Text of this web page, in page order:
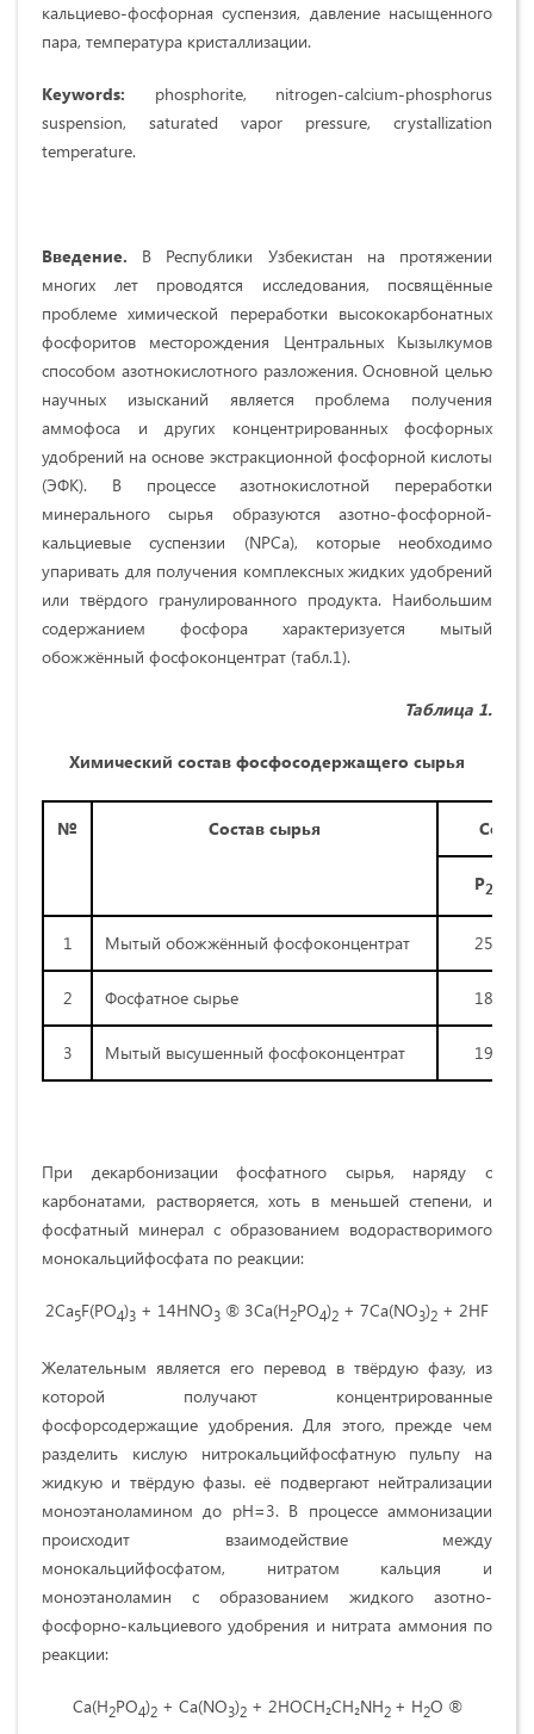
кальциево-фосфорная суспензия, давление насыщенного
пара, температура кристаллизации.
Keywords: phosphorite, nitrogen-calcium-phosphorus
suspension, saturated vapor pressure, crystallization
temperature.
Введение. В Республики Узбекистан на протяжении
многих лет проводятся исследования, посвящённые
проблеме химической переработки высококарбонатных
фосфоритов месторождения Центральных Кызылкумов
способом азотнокислотного разложения. Основной целью
научных изысканий является проблема получения
аммофоса и других концентрированных фосфорных
удобрений на основе экстракционной фосфорной кислоты
(ЭФК). В процессе азотнокислотной переработки
минерального сырья образуются азотно-фосфорной-
кальциевые суспензии (NPCa), которые необходимо
упаривать для получения комплексных жидких удобрений
или твёрдого гранулированного продукта. Наибольшим
содержанием фосфора характеризуется мытый
обожжённый фосфоконцентрат (табл.1).
Таблица 1.
Химический состав фосфосодержащего сырья
№ Состав сырья
Р2
1 Мытый обожжённый фосфоконцентрат 25,62
2 Фосфатное сырье 18,70
3 Мытый высушенный фосфоконцентрат 19,15
При декарбонизации фосфатного сырья, наряду с
карбонатами, растворяется, хоть в меньшей степени, и
фосфатный минерал с образованием водорастворимого
монокальцийфосфата по реакции:
2Ca5F(PO4)3 + 14HNO3 ® 3Са(H2PO4)2 + 7Ca(NO3)2 + 2HF
Желательным является его перевод в твёрдую фазу, из
которой получают концентрированные
фосфорсодержащие удобрения. Для этого, прежде чем
разделить кислую нитрокальцийфосфатную пульпу на
жидкую и твёрдую фазы. её подвергают нейтрализации
моноэтаноламином до рН=3. В процессе аммонизации
происходит взаимодействие между
монокальцийфосфатом, нитратом кальция и
моноэтаноламин с образованием жидкого азотно-
фосфорно-кальциевого удобрения и нитрата аммония по
реакции:
Са(H2PO4)2+ Ca(NO3)2+ 2HOCH₂CH₂NН2 + Н2О ®